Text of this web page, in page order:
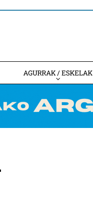
AGURRAK / ESKELAK